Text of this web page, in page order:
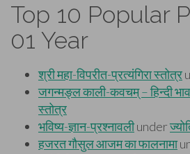
Top 10 Popular
01 Year